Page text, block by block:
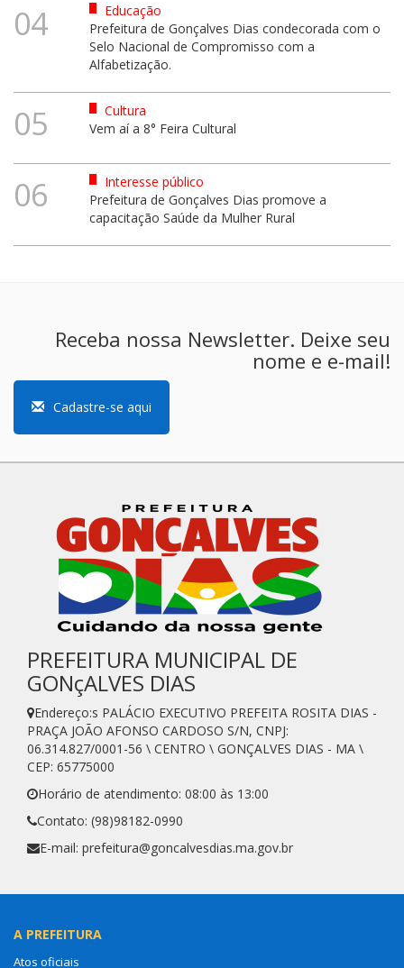
04
Educação
Prefeitura de Gonçalves Dias condecorada com o
Selo Nacional de Compromisso com a
Alfabetização.
05
Cultura
Vem aí a 8° Feira Cultural
06
Interesse público
Prefeitura de Gonçalves Dias promove a
capacitação Saúde da Mulher Rural
Receba nossa Newsletter. Deixe seu
nome e e-mail!
Cadastre-se aqui
PREFEITURA MUNICIPAL DE
GONçALVES DIAS
Endereço:s PALÁCIO EXECUTIVO PREFEITA ROSITA DIAS -
PRAÇA JOÃO AFONSO CARDOSO S/N, CNPJ:
06.314.827/0001-56 \ CENTRO \ GONÇALVES DIAS - MA \
CEP: 65775000
Horário de atendimento: 08:00 às 13:00
Contato: (98)98182-0990
E-mail: prefeitura@goncalvesdias.ma.gov.br
A PREFEITURA
Atos oficiais